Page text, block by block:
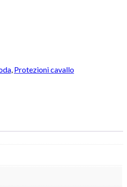
, Protezioni cavallo